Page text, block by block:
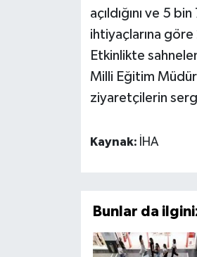
açıldığını ve 5
ihtiyaçlarına
Etkinlikte
Milli Eğitim
ziyaretçilerin
Kaynak: İHA
Bunlar da